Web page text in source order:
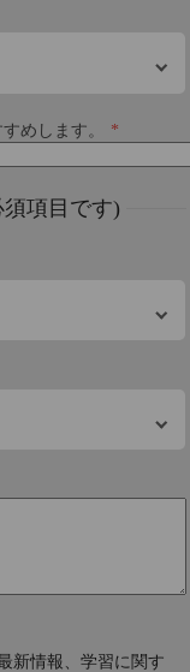
めします。
項目です)
新情報、学習に関す